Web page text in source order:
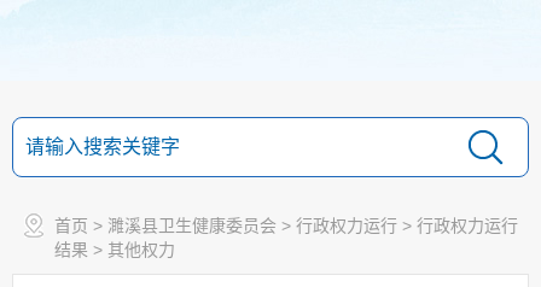
首页 > 濉溪县卫生健康委员会 > 行政权力运行 > 行政权力运行
结果 > 其他权力